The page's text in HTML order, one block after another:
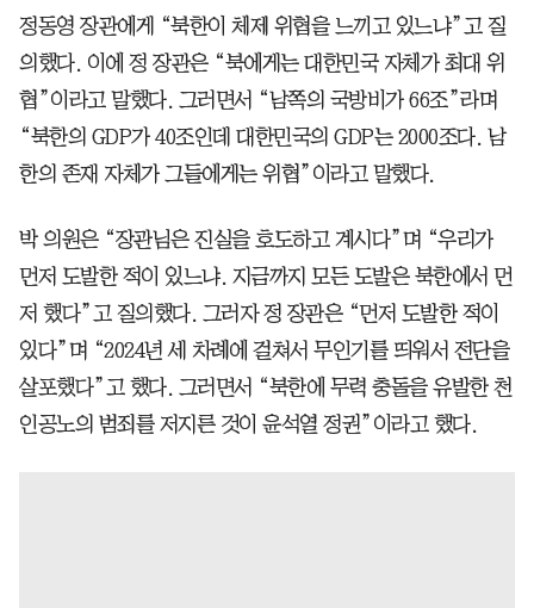
정동영 장관에게 “북한이 체제 위협을 느끼고 있느냐”고 질
의했다. 이에 정 장관은 “북에게는 대한민국 자체가 최대 위
협”이라고 말했다. 그러면서 “남쪽의 국방비가 66조”라며
“북한의 GDP가 40조인데 대한민국의 GDP는 2000조다. 남
한의 존재 자체가 그들에게는 위협”이라고 말했다.
박 의원은 “장관님은 진실을 호도하고 계시다”며 “우리가
먼저 도발한 적이 있느냐. 지금까지 모든 도발은 북한에서 먼
저 했다”고 질의했다. 그러자 정 장관은 “먼저 도발한 적이
있다”며 “2024년 세 차례에 걸쳐서 무인기를 띄워서 전단을
살포했다”고 했다. 그러면서 “북한에 무력 충돌을 유발한 천
인공노의 범죄를 저지른 것이 윤석열 정권”이라고 했다.